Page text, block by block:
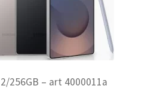
256GB – art 4000011a